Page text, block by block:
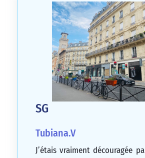
SG
Tubiana.V
J’étais vraiment découragée